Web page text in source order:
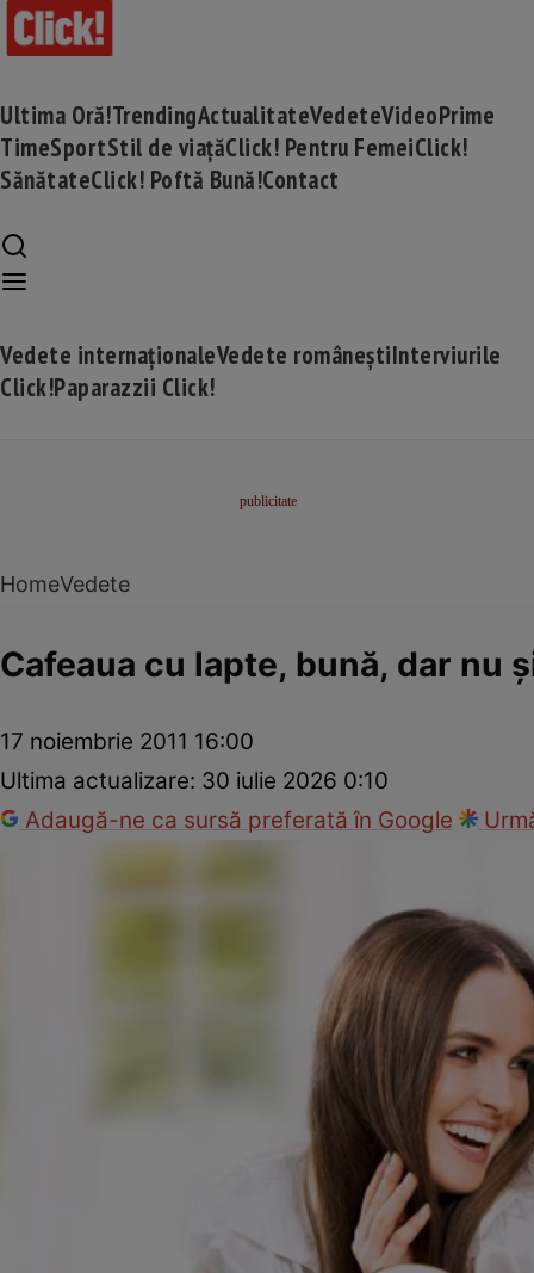
Ultima Oră!TrendingActualitateVedeteVideoPrime
TimeSportStil de viațăClick! Pentru FemeiClick!
SănătateClick! Poftă Bună!Contact
Vedete internaționaleVedete româneștiInterviurile
Click!Paparazzii Click!
HomeVedete
Cafeaua cu lapte, bună, dar nu
17 noiembrie 2011 16:00
Ultima actualizare: 30 iulie 2026 0:10
Adaugă-ne ca sursă preferată în Google